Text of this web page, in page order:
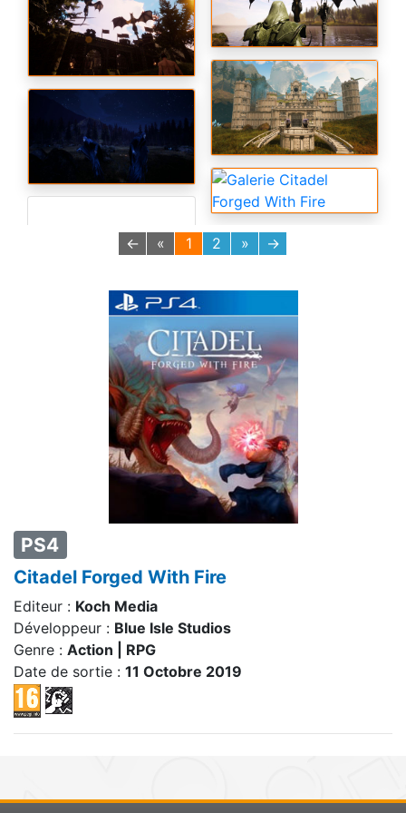
PS4
Citadel Forged With Fire
Editeur : Koch Media
Développeur : Blue Isle Studios
Genre : Action | RPG
Date de sortie : 11 Octobre 2019
← « 1 2 » →